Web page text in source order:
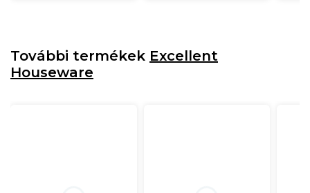
További termékek Excellent
Houseware